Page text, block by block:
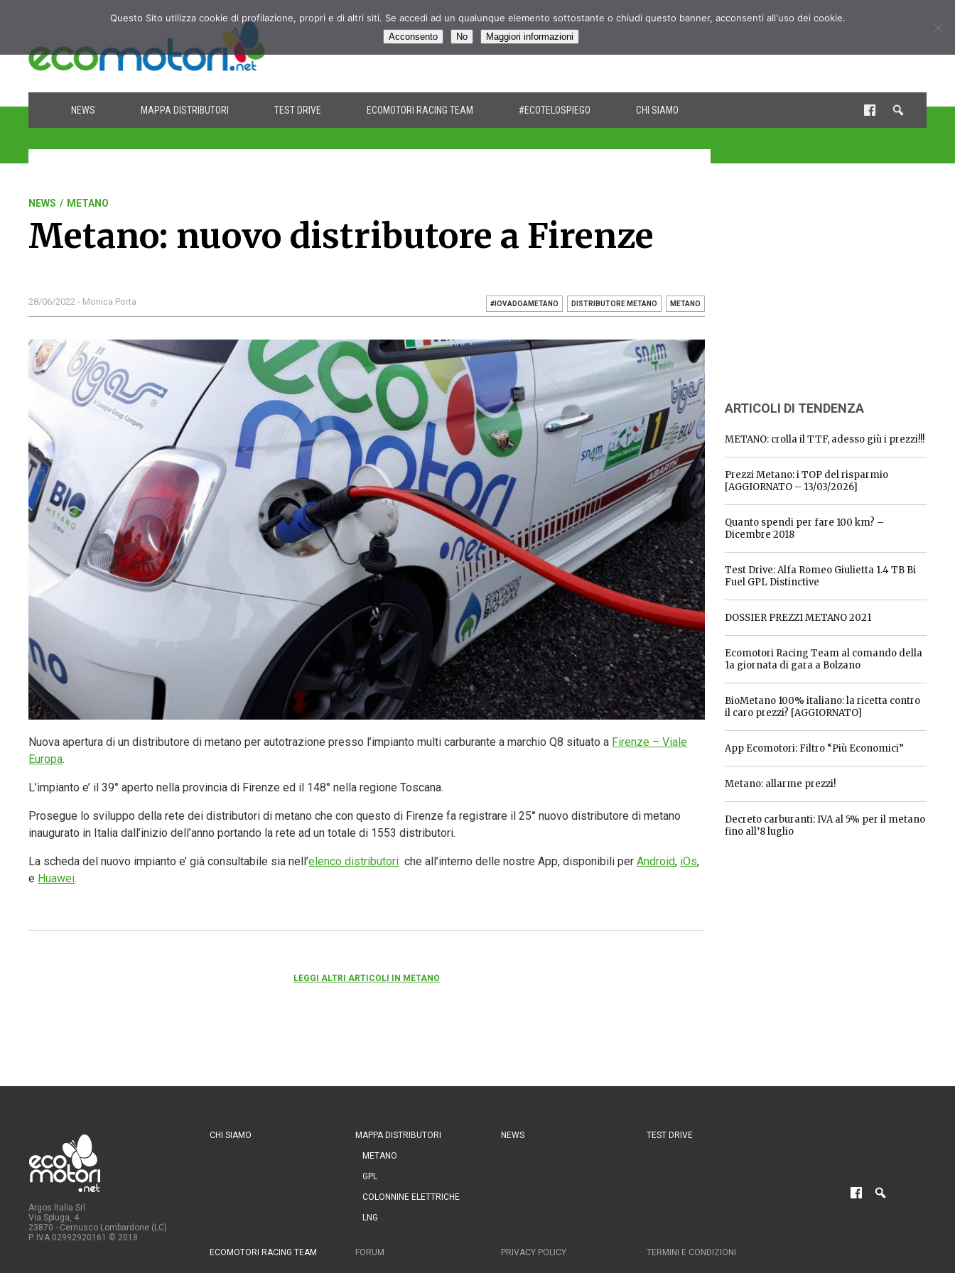
NEWS MAPPA DISTRIBUTORI TEST DRIVE ECOMOTORI RACING TEAM #ECOTELOSPIEGO CHI SIAMO
NEWS / METANO
Metano: nuovo distributore a Firenze
28/06/2022 - Monica Porta #IOVADOAMETANO DISTRIBUTORE METANO METANO
Nuova apertura di un distributore di metano per autotrazione presso l’impianto multi carburante a marchio Q8 situato a Firenze – Viale
Europa.
L’impianto e’ il 39° aperto nella provincia di Firenze ed il 148° nella regione Toscana.
Prosegue lo sviluppo della rete dei distributori di metano che con questo di Firenze fa registrare il 25° nuovo distributore di metano
inaugurato in Italia dall’inizio dell’anno portando la rete ad un totale di 1553 distributori.
La scheda del nuovo impianto e’ già consultabile sia nell’elenco distributori che all’interno delle nostre App, disponibili perAndroid, iOs,
e Huawei.
LEGGI ALTRI ARTICOLI IN METANO
ARTICOLI DI TENDENZA
METANO: crolla il TTF, adesso giù i prezzi!!!
Prezzi Metano: i TOP del risparmio
[AGGIORNATO – 13/03/2026]
Quanto spendi per fare 100 km? –
Dicembre 2018
Test Drive: Alfa Romeo Giulietta 1.4 TB Bi
Fuel GPL Distinctive
DOSSIER PREZZI METANO 2021
Ecomotori Racing Team al comando della
1a giornata di gara a Bolzano
BioMetano 100% italiano: la ricetta contro
il caro prezzi? [AGGIORNATO]
App Ecomotori: Filtro “Più Economici”
Metano: allarme prezzi!
Decreto carburanti: IVA al 5% per il metano
fino all’8 luglio
Argos Italia Srl
Via Spluga, 4
23870 - Cernusco Lombardone (LC)
P. IVA 02992920161 © 2018
CHI SIAMO MAPPA DISTRIBUTORI
METANO
GPL
COLONNINE ELETTRICHE
LNG
NEWS TEST DRIVE
ECOMOTORI RACING TEAM FORUM PRIVACY POLICY TERMINI E CONDIZIONI
Questo Sito utilizza cookie di profilazione, propri e di altri siti. Se accedi ad un qualunque elemento sottostante o chiudi questo banner, acconsenti all'uso dei cookie.
Acconsento No Maggiori informazioni